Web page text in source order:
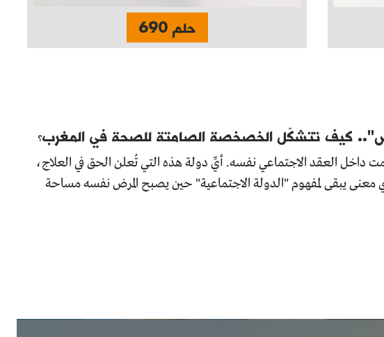
حلم 690
كيف تتشكّل الخصخصة الصامتة للصحة في المغرب؟
داخل العقد الاجتماعي نفسه. أيِّ دولة هذه التي تُعلن الحق في العلاج،
معنى يبقى لمفهوم "الدولة الاجتماعية" حين يصبح المرض نفسه مساحة